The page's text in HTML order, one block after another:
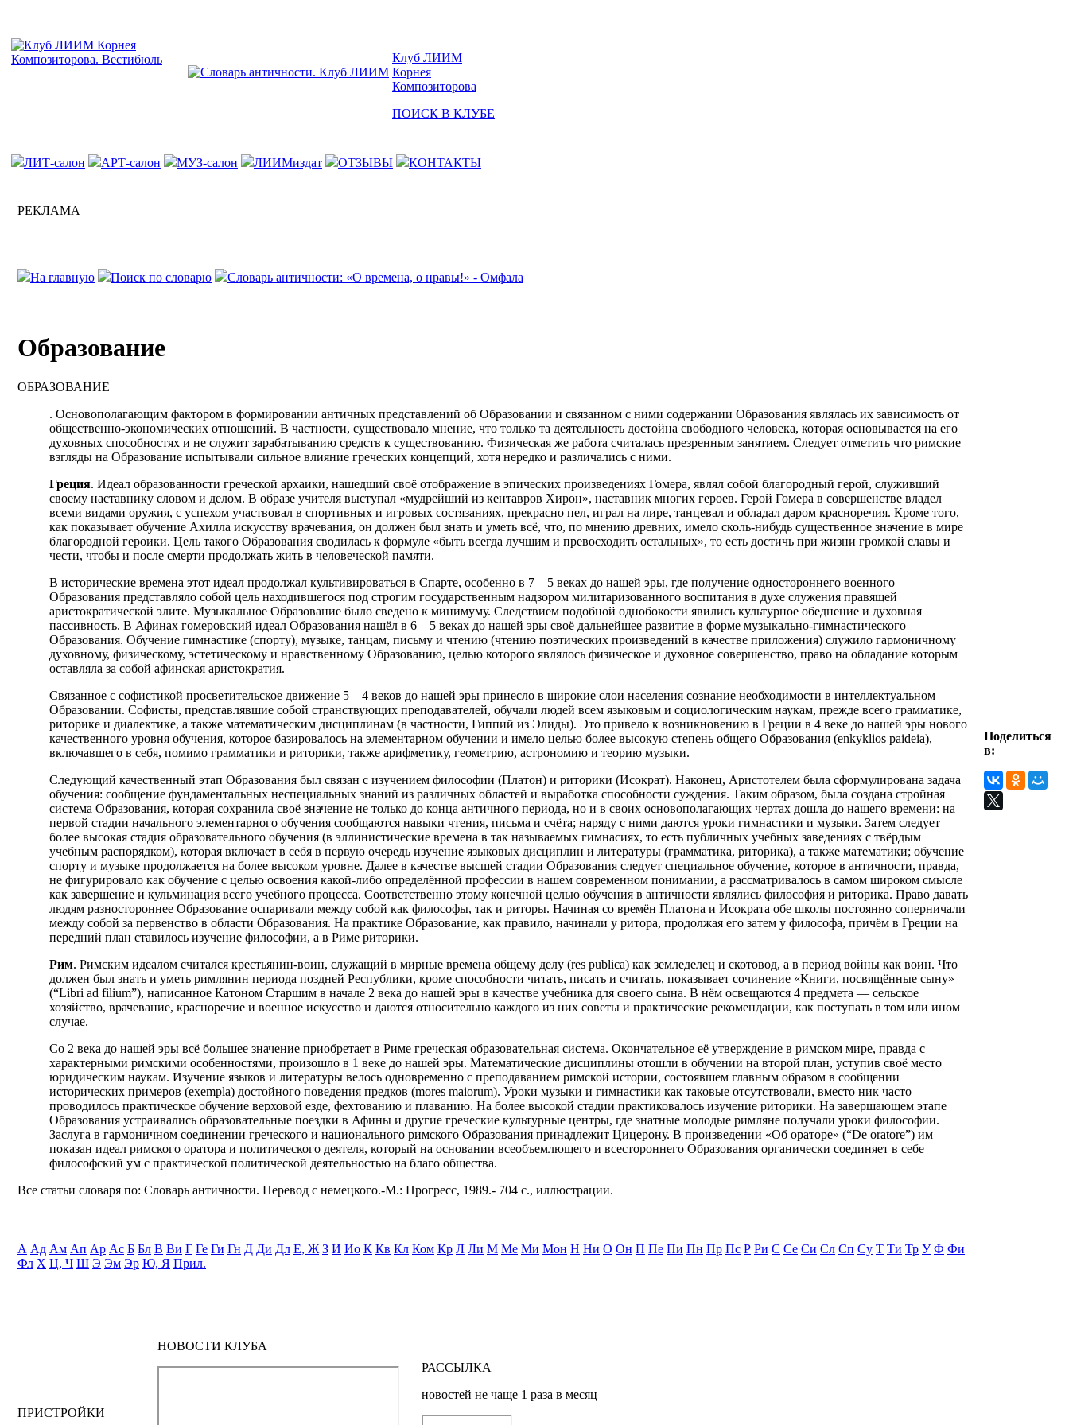
Клуб ЛИИМ
Корнея
Композиторова
ПОИСК В КЛУБЕ
ЛИТ-салон АРТ-салон МУЗ-салон ЛИИМиздат ОТЗЫВЫ КОНТАКТЫ
РЕКЛАМА
На главную Поиск по словарю Словарь античности: «О времена, о нравы!» - Омфала
Образование
ОБРАЗОВАНИЕ
. Основополагающим фактором в формировании античных представлений об Образовании и связанном с ними содержании Образования являлась их зависимость от
общественно-экономических отношений. В частности, существовало мнение, что только та деятельность достойна свободного человека, которая основывается на его
духовных способностях и не служит зарабатыванию средств к существованию. Физическая же работа считалась презренным занятием. Следует отметить что римские
взгляды на Образование испытывали сильное влияние греческих концепций, хотя нередко и различались с ними.
Греция. Идеал образованности греческой архаики, нашедший своё отображение в эпических произведениях Гомера, являл собой благородный герой, служивший
своему наставнику словом и делом. В образе учителя выступал «мудрейший из кентавров Хирон», наставник многих героев. Герой Гомера в совершенстве владел
всеми видами оружия, с успехом участвовал в спортивных и игровых состязаниях, прекрасно пел, играл на лире, танцевал и обладал даром красноречия. Кроме того,
как показывает обучение Ахилла искусству врачевания, он должен был знать и уметь всё, что, по мнению древних, имело сколь-нибудь существенное значение в мире
благородной героики. Цель такого Образования сводилась к формуле «быть всегда лучшим и превосходить остальных», то есть достичь при жизни громкой славы и
чести, чтобы и после смерти продолжать жить в человеческой памяти.
В исторические времена этот идеал продолжал культивироваться в Спарте, особенно в 7—5 веках до нашей эры, где получение одностороннего военного
Образования представляло собой цель находившегося под строгим государственным надзором милитаризованного воспитания в духе служения правящей
аристократической элите. Музыкальное Образование было сведено к минимуму. Следствием подобной однобокости явились культурное обеднение и духовная
пассивность. В Афинах гомеровский идеал Образования нашёл в 6—5 веках до нашей эры своё дальнейшее развитие в форме музыкально-гимнастического
Образования. Обучение гимнастике (спорту), музыке, танцам, письму и чтению (чтению поэтических произведений в качестве приложения) служило гармоничному
духовному, физическому, эстетическому и нравственному Образованию, целью которого являлось физическое и духовное совершенство, право на обладание которым
оставляла за собой афинская аристократия.
Связанное с софистикой просветительское движение 5—4 веков до нашей эры принесло в широкие слои населения сознание необходимости в интеллектуальном
Образовании. Софисты, представлявшие собой странствующих преподавателей, обучали людей всем языковым и социологическим наукам, прежде всего грамматике,
риторике и диалектике, а также математическим дисциплинам (в частности, Гиппий из Элиды). Это привело к возникновению в Греции в 4 веке до нашей эры нового
качественного уровня обучения, которое базировалось на элементарном обучении и имело целью более высокую степень общего Образования (enkyklios paideia),
включавшего в себя, помимо грамматики и риторики, также арифметику, геометрию, астрономию и теорию музыки.
Следующий качественный этап Образования был связан с изучением философии (Платон) и риторики (Исократ). Наконец, Аристотелем была сформулирована задача
обучения: сообщение фундаментальных неспециальных знаний из различных областей и выработка способности суждения. Таким образом, была создана стройная
система Образования, которая сохранила своё значение не только до конца античного периода, но и в своих основополагающих чертах дошла до нашего времени: на
первой стадии начального элементарного обучения сообщаются навыки чтения, письма и счёта; наряду с ними даются уроки гимнастики и музыки. Затем следует
более высокая стадия образовательного обучения (в эллинистические времена в так называемых гимнасиях, то есть публичных учебных заведениях с твёрдым
учебным распорядком), которая включает в себя в первую очередь изучение языковых дисциплин и литературы (грамматика, риторика), а также математики; обучение
спорту и музыке продолжается на более высоком уровне. Далее в качестве высшей стадии Образования следует специальное обучение, которое в античности, правда,
не фигурировало как обучение с целью освоения какой-либо определённой профессии в нашем современном понимании, а рассматривалось в самом широком смысле
как завершение и кульминация всего учебного процесса. Соответственно этому конечной целью обучения в античности являлись философия и риторика. Право давать
людям разностороннее Образование оспаривали между собой как философы, так и риторы. Начиная со времён Платона и Исократа обе школы постоянно соперничали
между собой за первенство в области Образования. На практике Образование, как правило, начинали у ритора, продолжая его затем у философа, причём в Греции на
передний план ставилось изучение философии, а в Риме риторики.
Рим. Римским идеалом считался крестьянин-воин, служащий в мирные времена общему делу (res publica) как земледелец и скотовод, а в период войны как воин. Что
должен был знать и уметь римлянин периода поздней Республики, кроме способности читать, писать и считать, показывает сочинение «Книги, посвящённые сыну»
(“Libri ad filium”), написанное Катоном Старшим в начале 2 века до нашей эры в качестве учебника для своего сына. В нём освещаются 4 предмета — сельское
хозяйство, врачевание, красноречие и военное искусство и даются относительно каждого из них советы и практические рекомендации, как поступать в том или ином
случае.
Со 2 века до нашей эры всё большее значение приобретает в Риме греческая образовательная система. Окончательное её утверждение в римском мире, правда с
характерными римскими особенностями, произошло в 1 веке до нашей эры. Математические дисциплины отошли в обучении на второй план, уступив своё место
юридическим наукам. Изучение языков и литературы велось одновременно с преподаванием римской истории, состоявшем главным образом в сообщении
исторических примеров (exempla) достойного поведения предков (mores maiorum). Уроки музыки и гимнастики как таковые отсутствовали, вместо ник часто
проводилось практическое обучение верховой езде, фехтованию и плаванию. На более высокой стадии практиковалось изучение риторики. На завершающем этапе
Образования устраивались образовательные поездки в Афины и другие греческие культурные центры, где знатные молодые римляне получали уроки философии.
Заслуга в гармоничном соединении греческого и национального римского Образования принадлежит Цицерону. В произведении «Об ораторе» (“De oratore”) им
показан идеал римского оратора и политического деятеля, который на основании всеобъемлющего и всестороннего Образования органически соединяет в себе
философский ум с практической политической деятельностью на благо общества.
Все статьи словаря по: Словарь античности. Перевод с немецкого.-М.: Прогресс, 1989.- 704 с., иллюстрации.
А Ад Ам Ап Ар Ас Б Бл В Ви Г Ге Ги Гн Д Ди Дл Е, Ж З И Ио К Кв Кл Ком Кр Л Ли М Ме Ми Мон Н Ни О Он П Пе Пи Пн Пр Пс Р Ри С Се Си Сл Сп Су Т Ти Тр У Ф Фи
Фл Х Ц, Ч Ш Э Эм Эр Ю, Я Прил.
Поделиться
в:
ПРИСТРОЙКИ
НОВОСТИ КЛУБА
РАССЫЛКА
новостей не чаще 1 раза в месяц